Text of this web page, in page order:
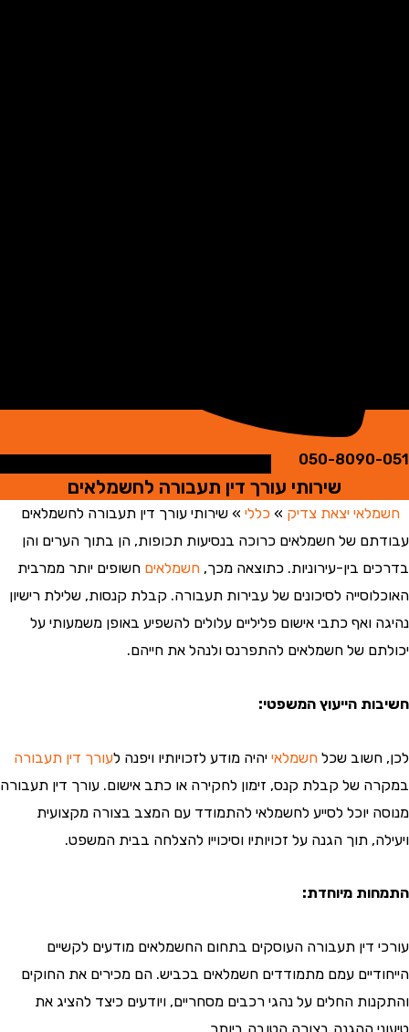
050-
שירותי עורך דין תעבורה לחשמלאים
יצאת צדיק »כללי»שירותי עורך דין תעבורה לחשמלאים
של חשמלאים כרוכה בנסיעות תכופות, הן בתוך הערים והן
בין-עירוניות. כתוצאה מכך,חשמלאיםחשופים יותר ממרבית
לסיכונים של עבירות תעבורה. קבלת קנסות, שלילת רישיון
ואף כתבי אישום פליליים עלולים להשפיע באופן משמעותי על
של חשמלאים להתפרנס ולנהל את חייהם.
הייעוץ המשפטי:
שכל חשמלאייהיה מודע לזכויותיו ויפנה לעורך דין תעבורה
של קבלת קנס, זימון לחקירה או כתב אישום. עורך דין תעבורה
יוכל לסייע לחשמלאי להתמודד עם המצב בצורה מקצועית
תוך הגנה על זכויותיו וסיכוייו להצלחה בבית המשפט.
מיוחדת:
דין תעבורה העוסקים בתחום החשמלאים מודעים לקשיים
עמם מתמודדים חשמלאים בכביש. הם מכירים את החוקים
החלים על נהגי רכבים מסחריים, ויודעים כיצד להציג את